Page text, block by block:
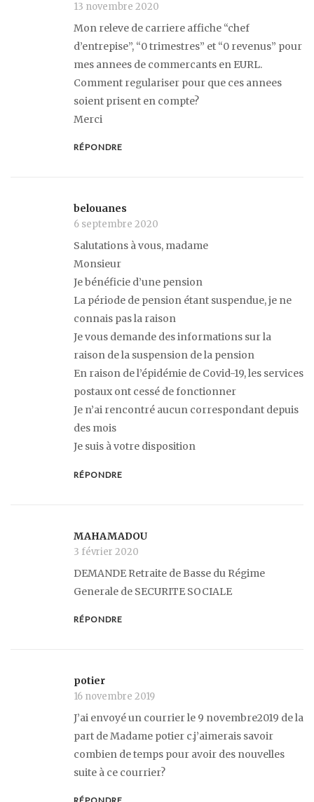
13 novembre 2020
Mon releve de carriere affiche “chef
d’entrepise”, “0 trimestres” et “0 revenus” pour
mes annees de commercants en EURL.
Comment regulariser pour que ces annees
soient prisent en compte?
Merci
RÉPONDRE
belouanes
6 septembre 2020
Salutations à vous, madame
Monsieur
Je bénéficie d’une pension
La période de pension étant suspendue, je ne
connais pas la raison
Je vous demande des informations sur la
raison de la suspension de la pension
En raison de l’épidémie de Covid-19, les services
postaux ont cessé de fonctionner
Je n’ai rencontré aucun correspondant depuis
des mois
Je suis à votre disposition
RÉPONDRE
MAHAMADOU
3 février 2020
DEMANDE Retraite de Basse du Régime
Generale de SECURITE SOCIALE
RÉPONDRE
potier
16 novembre 2019
J’ai envoyé un courrier le 9 novembre2019 de la
part de Madame potier c.j’aimerais savoir
combien de temps pour avoir des nouvelles
suite à ce courrier?